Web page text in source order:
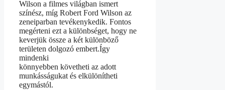
Wilson a filmes világban ismert
színész, míg Robert Ford Wilson az
zeneiparban tevékenykedik. Fontos
megérteni ezt a különbséget, hogy ne
keverjük össze a két különböző
területen dolgozó embert.Így
mindenki
könnyebben követheti az adott
munkásságukat és elkülönítheti
egymástól.